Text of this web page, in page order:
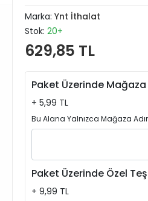
Marka: Ynt İthalat
Stok: 20+
629,85 TL
Paket Üzerinde Mağaza
+ 5,99 TL
Bu Alana Yalnızca Mağaza
Paket Üzerinde Özel
+ 9,99 TL